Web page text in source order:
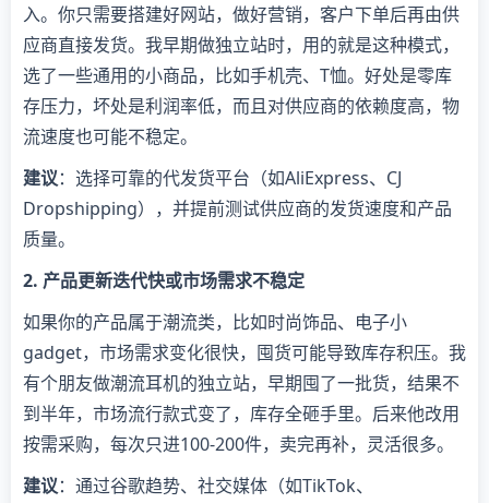
入。你只需要搭建好网站，做好营销，客户下单后再由供
应商直接发货。我早期做独立站时，用的就是这种模式，
选了一些通用的小商品，比如手机壳、T恤。好处是零库
存压力，坏处是利润率低，而且对供应商的依赖度高，物
流速度也可能不稳定。
建议：选择可靠的代发货平台（如AliExpress、CJ
Dropshipping），并提前测试供应商的发货速度和产品
质量。
2. 产品更新迭代快或市场需求不稳定
如果你的产品属于潮流类，比如时尚饰品、电子小
gadget，市场需求变化很快，囤货可能导致库存积压。我
有个朋友做潮流耳机的独立站，早期囤了一批货，结果不
到半年，市场流行款式变了，库存全砸手里。后来他改用
按需采购，每次只进100-200件，卖完再补，灵活很多。
建议：通过谷歌趋势、社交媒体（如TikTok、